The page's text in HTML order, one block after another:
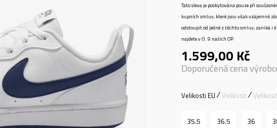
Tato sleva je poskytována pouze při
kupních smluv, které jsou však vzájemně
odstoupit od jedné z těchto smluv, zaniká i
najdete v čl. 9 našich OP.
1.599,00 Kč
Doporučená cena
Velikosti EU Velikosti
35.5 36.5 36